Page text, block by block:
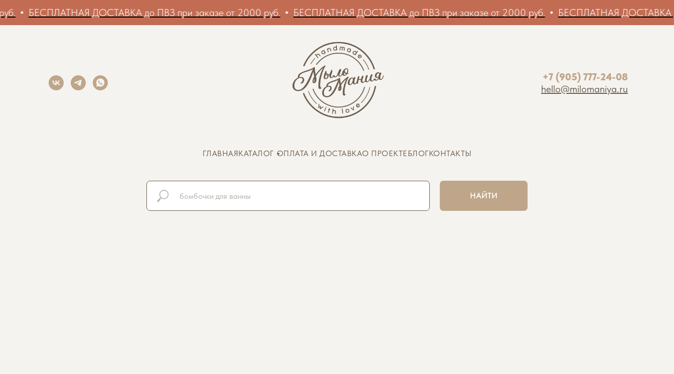
ДОСТАВКА до ПВЗ при заказе от 2000 руб. БЕСПЛАТНАЯ ДОСТАВКА до ПВЗ при заказе от 2000 руб. БЕСПЛАТНАЯ ДОСТАВКА до ПВЗ
+7 (905) 777-24-08
hello@milomaniya.ru
ГЛАВНАЯКАТАЛОГ ОПЛАТА И ДОСТАВКАО ПРОЕКТЕБЛОГКОНТАКТЫ
НАЙТИ